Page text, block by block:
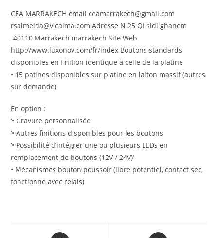
CEA MARRAKECH email ceamarrakech@gmail.com
rsalmeida@vicaima.com Adresse N 25 QI sidi ghanem
-40110 Marrakech marrakech Site Web
http://www.luxonov.com/fr/index Boutons standards
disponibles en finition identique à celle de la platine
• 15 patines disponibles sur platine en laiton massif (autres
sur demande)
En option :
‘• Gravure personnalisée
‘• Autres finitions disponibles pour les boutons
‘• Possibilité d’intégrer une ou plusieurs LEDs en
remplacement de boutons (12V / 24V)’
• Mécanismes bouton poussoir (libre potentiel, contact sec,
fonctionne avec relais)